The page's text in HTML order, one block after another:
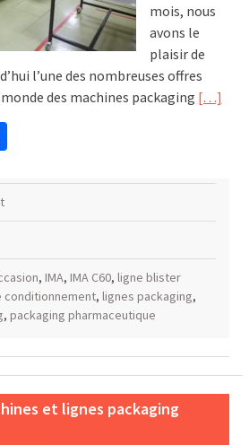
mois, nous
avons le
plaisir de
l’une des nombreuses offres
des machines packaging […]
Partager
, IMA, IMA C60, ligne blister
conditionnement, lignes packaging,
, packaging pharmaceutique
et lignes packaging